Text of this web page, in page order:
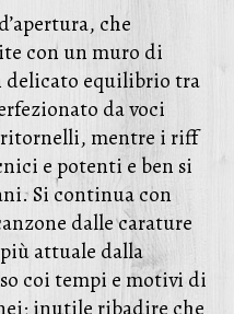
che
con un muro di
delicato equilibrio tra
da voci
mentre i riff
e potenti e ben si
Si continua con
dalle carature
attuale dalla
coi tempi e motivi di